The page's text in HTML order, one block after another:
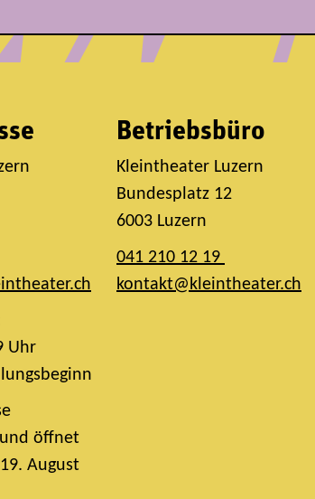
Uhr
öffnet
August
Betriebsbüro
Kleintheater Luzern
Bundesplatz 12
6003 Luzern
041 210 12 19
kontakt@kleintheater.ch